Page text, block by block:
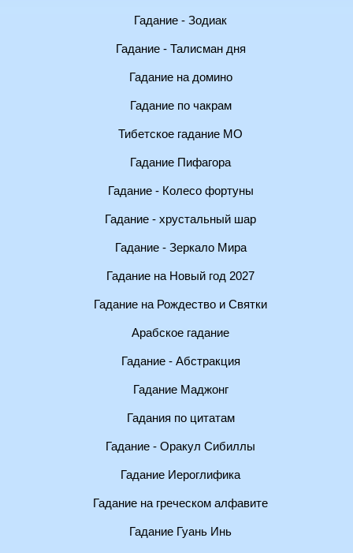
Гадание - Зодиак
Гадание - Талисман дня
Гадание на домино
Гадание по чакрам
Тибетское гадание МО
Гадание Пифагора
Гадание - Колесо фортуны
Гадание - хрустальный шар
Гадание - Зеркало Мира
Гадание на Новый год 2027
Гадание на Рождество и Святки
Арабское гадание
Гадание - Абстракция
Гадание Маджонг
Гадания по цитатам
Гадание - Оракул Сибиллы
Гадание Иероглифика
Гадание на греческом алфавите
Гадание Гуань Инь